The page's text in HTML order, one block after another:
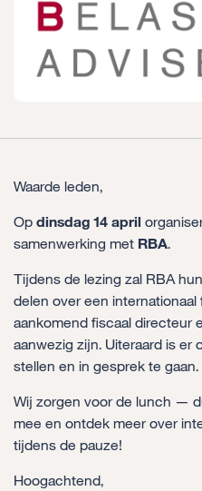
Waarde leden,
Op dinsdag 14 april
samenwerking met RBA.
Tijdens de lezing zal RBA
delen over een
aankomend fiscaal directeur
aanwezig zijn. Uiteraard is er
stellen en in gesprek te gaan.
Wij zorgen voor de lunch —
mee en ontdek meer over
tijdens de pauze!
Hoogachtend,